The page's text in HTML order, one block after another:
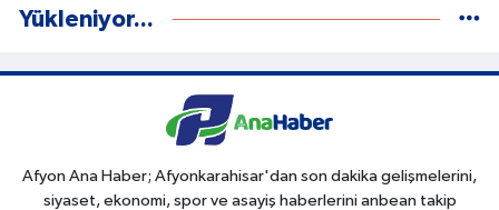
Yükleniyor...
Afyon Ana Haber; Afyonkarahisar'dan son dakika gelişmelerini,
siyaset, ekonomi, spor ve asayiş haberlerini anbean takip